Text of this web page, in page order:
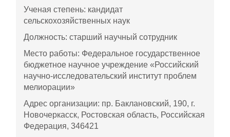
Ученая степень: кандидат
сельскохозяйственных наук
Должность: старший научный сотрудник
Место работы: Федеральное государственное
бюджетное научное учреждение «Российский
научно-исследовательский институт проблем
мелиорации»
Адрес организации: пр. Баклановский, 190, г.
Новочеркасск, Ростовская область, Российская
Федерация, 346421